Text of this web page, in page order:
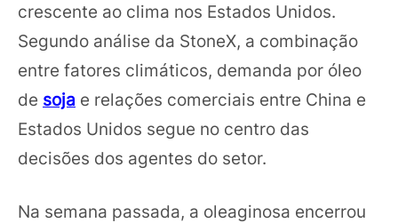
crescente ao clima nos Estados Unidos.
Segundo análise da StoneX, a combinação
entre fatores climáticos, demanda por óleo
de soja e relações comerciais entre China e
Estados Unidos segue no centro das
decisões dos agentes do setor.
Na semana passada, a oleaginosa encerrou